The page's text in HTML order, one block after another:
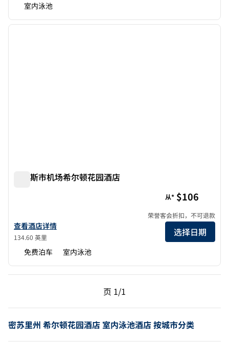
室内泳池
1/12
1/12
上一张图片 下一
堪萨斯市机场希尔顿花园酒店
查看希尔顿花园酒店堪萨斯城机场的酒店详情
查看酒店详情
134.60 英里
从* $106
荣誉客会折扣，不可退款
选择日期
免费泊车 室内泳池
页 1/1
上一页，第 1页，共 1 页
页 1/1
密苏里州 希尔顿花园酒店 室内泳池酒店 按城市分类